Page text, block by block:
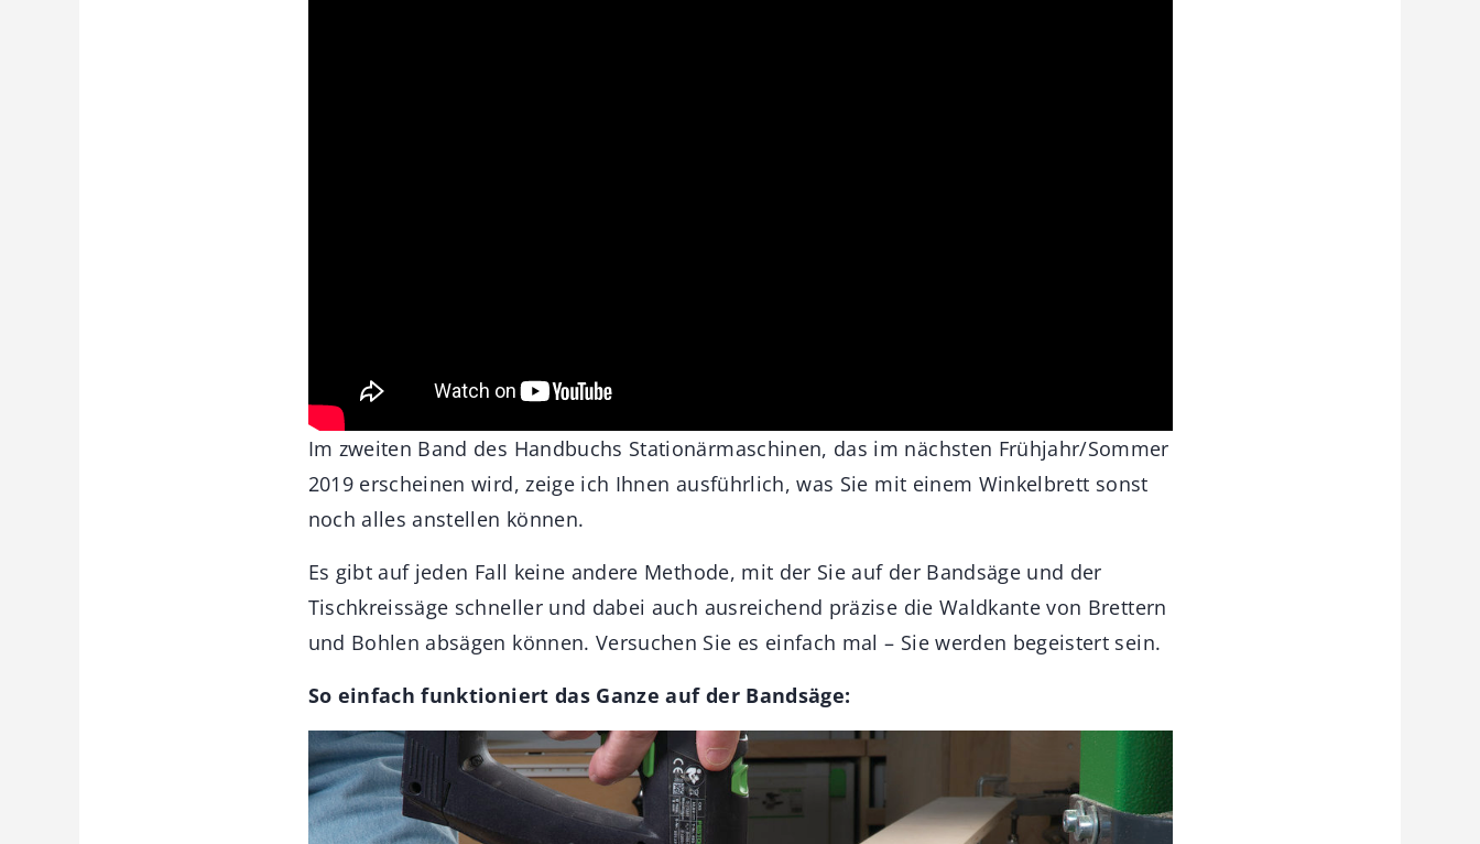
Im zweiten Band des Handbuchs Stationärmaschinen, das im nächsten Frühjahr/Sommer
2019 erscheinen wird, zeige ich Ihnen ausführlich, was Sie mit einem Winkelbrett sonst
noch alles anstellen können.
Es gibt auf jeden Fall keine andere Methode, mit der Sie auf der Bandsäge und der
Tischkreissäge schneller und dabei auch ausreichend präzise die Waldkante von Brettern
und Bohlen absägen können. Versuchen Sie es einfach mal – Sie werden begeistert sein.
So einfach funktioniert das Ganze auf der Bandsäge: